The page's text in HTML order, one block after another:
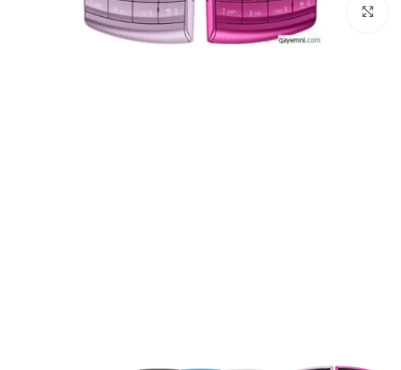
انقر للتكبير